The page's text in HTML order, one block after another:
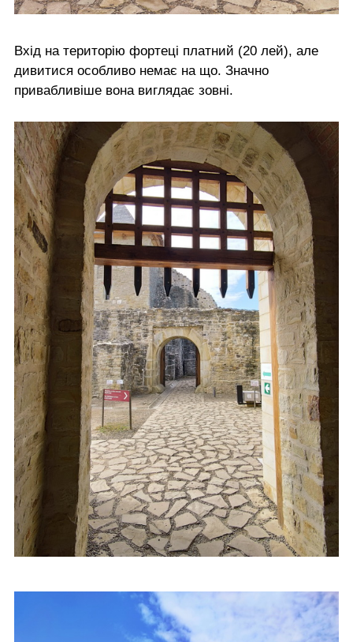
Вхід на територію фортеці платний (20 лей), але
дивитися особливо немає на що. Значно
привабливіше вона виглядає зовні.